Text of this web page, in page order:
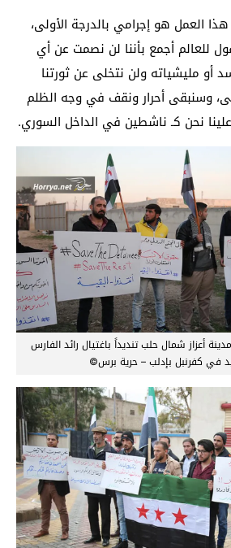
العمل هو إجرامي بالدرجة الأولى،
للعالم أجمع بأننا لن نصمت عن أي
أو مليشياته ولن نتخلى عن ثورتنا
وسنبقى أحرار ونقف في وجه الظلم
نحن كـ ناشطين في الداخل السوري.
أعزاز شمال حلب تنديداً باغتيال رائد الفارس
في كفرنبل بإدلب – حرية برس©